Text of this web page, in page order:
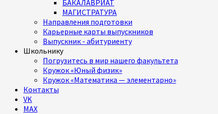
БАКАЛАВРИАТ
МАГИСТРАТУРА
Направления подготовки
Карьерные карты выпускников
Выпускник - абитуриенту
Школьнику
Погрузитесь в мир нашего факультета
Кружок «Юный физик»
Кружок «Математика — элементарно»
Контакты
VK
MAX